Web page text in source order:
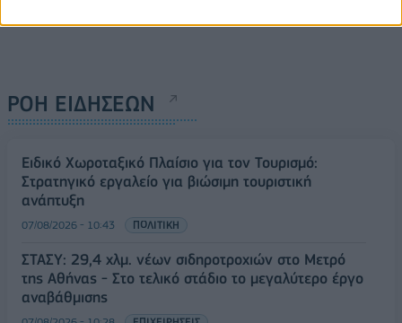
ΡΟΗ ΕΙΔΗΣΕΩΝ
Ειδικό Χωροταξικό Πλαίσιο για τον Τουρισμό:
Στρατηγικό εργαλείο για βιώσιμη τουριστική
ανάπτυξη
07/08/2026 - 10:43 ΠΟΛΙΤΙΚΗ
ΣΤΑΣΥ: 29,4 χλμ. νέων σιδηροτροχιών στο Μετρό
της Αθήνας - Στο τελικό στάδιο το μεγαλύτερο έργο
αναβάθμισης